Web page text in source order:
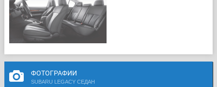
ФОТОГРАФИИ
SUBARU LEGACY СЕДАН